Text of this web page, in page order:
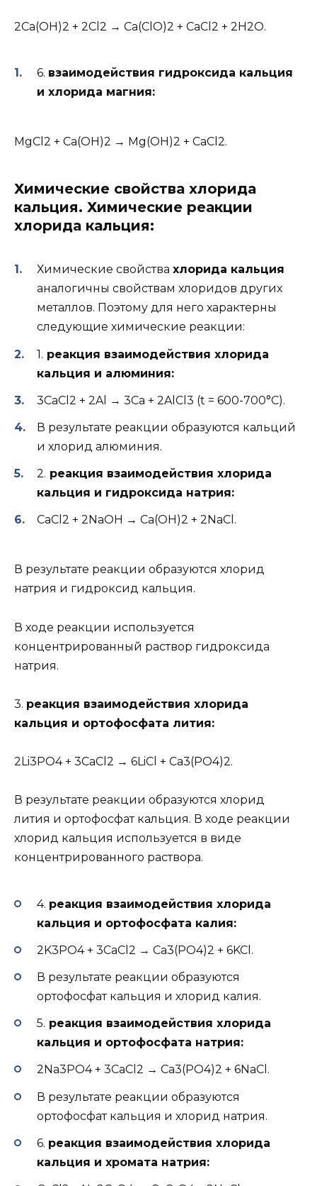
2Ca(OH)2 + 2Cl2 → Ca(ClO)2 + CaCl2 + 2H2O.
6. взаимодействия гидроксида кальция
и хлорида магния:
MgCl2 + Ca(OH)2 → Mg(OH)2 + CaCl2.
Химические свойства хлорида
кальция. Химические реакции
хлорида кальция:
Химические свойства хлорида кальция
аналогичны свойствам хлоридов других
металлов. Поэтому для него характерны
следующие химические реакции:
1. реакция взаимодействия хлорида
кальция и алюминия:
3CaCl2 + 2Al → 3Ca + 2AlCl3 (t = 600-700°C).
В результате реакции образуются кальций
и хлорид алюминия.
2. реакция взаимодействия хлорида
кальция и гидроксида натрия:
CaCl2 + 2NaOH → Ca(OH)2 + 2NaCl.
В результате реакции образуются хлорид
натрия и гидроксид кальция.
В ходе реакции используется
концентрированный раствор гидроксида
натрия.
3. реакция взаимодействия хлорида
кальция и ортофосфата лития:
2Li3PO4 + 3CaCl2 → 6LiCl + Ca3(PO4)2.
В результате реакции образуются хлорид
лития и ортофосфат кальция. В ходе реакции
хлорид кальция используется в виде
концентрированного раствора.
4. реакция взаимодействия хлорида
кальция и ортофосфата калия:
2K3PO4 + 3CaCl2 → Ca3(PO4)2 + 6KCl.
В результате реакции образуются
ортофосфат кальция и хлорид калия.
5. реакция взаимодействия хлорида
кальция и ортофосфата натрия:
2Na3PO4 + 3CaCl2 → Ca3(PO4)2 + 6NaCl.
В результате реакции образуются
ортофосфат кальция и хлорид натрия.
6. реакция взаимодействия хлорида
кальция и хромата натрия: